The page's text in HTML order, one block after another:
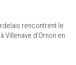
rencontrent le
Villenave d’Ornon en